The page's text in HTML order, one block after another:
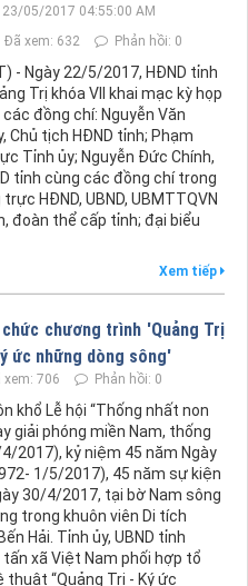
23/05/2017 04:55:00 AM
Đã xem: 632
Phản hồi: 0
- Ngày 22/5/2017, HĐND tỉnh
Trị khóa VII khai mạc kỳ họp
đồng chí: Nguyễn Văn
Chủ tịch HĐND tỉnh; Phạm
Tỉnh ủy; Nguyễn Đức Chính,
tỉnh cùng các đồng chí trong
HĐND, UBND, UBMTTQVN
đoàn thể cấp tỉnh; đại biểu
Xem tiếp
chức chương trình 'Quảng Trị
ức những dòng sông'
xem: 706 Phản hồi: 0
khổ Lễ hội “Thống nhất non
giải phóng miền Nam, thống
2017), kỷ niệm 45 năm Ngày
1/5/2017), 45 năm sự kiện
30/4/2017, tại bờ Nam sông
trong khuôn viên Di tích
Hải. Tỉnh ủy, UBND tỉnh
tấn xã Việt Nam phối hợp tổ
“Quảng Trị - Ký ức